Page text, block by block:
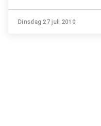
Dinsdag 27 juli 2010